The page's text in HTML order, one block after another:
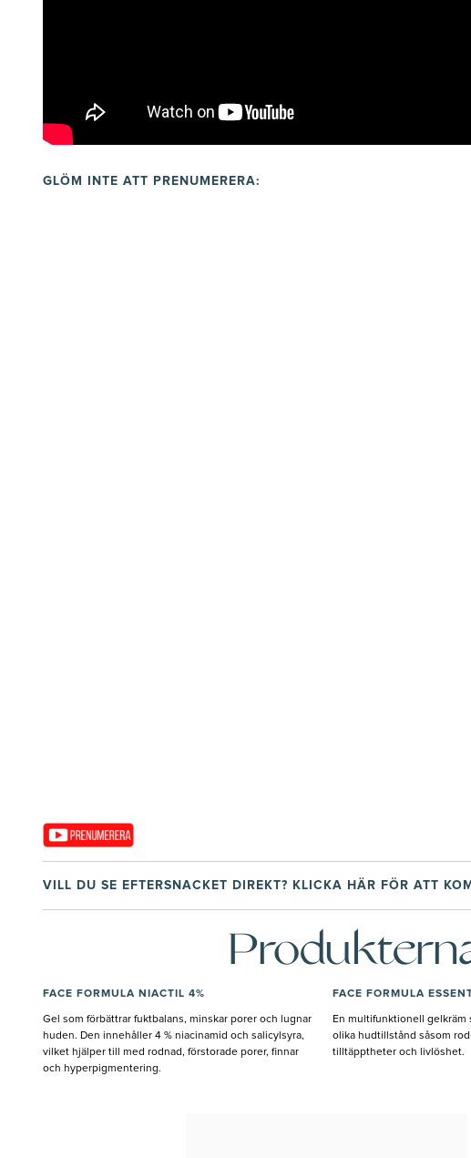
GLÖM INTE ATT PRENUMERERA:
VILL DU SE EFTERSNACKET DIREKT? KLICKA HÄR FÖR ATT
FACE FORMULA NIACTIL 4%
Gel som förbättrar fuktbalans, minskar porer och lugnar
huden. Den innehåller 4 % niacinamid och salicylsyra,
vilket hjälper till med rodnad, förstorade porer, finnar
och hyperpigmentering.
FACE FORMULA
En multifunktionell gelkräm
olika hudtillstånd såsom
tilltäpptheter och livlöshet.